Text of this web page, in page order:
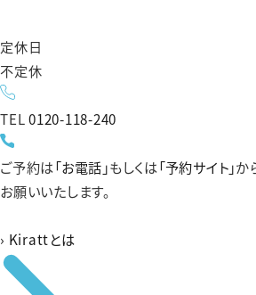
定休日
不定休
TEL0120-118-240
ご予約は「お電話」もしくは「予約サイト」か
お願いいたします。
› Kirattとは